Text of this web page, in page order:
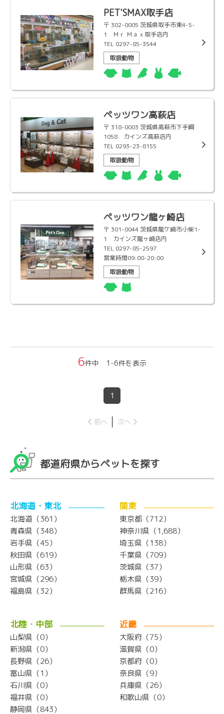
PET'SMAX取手店
〒 302-0005 茨城県取手市東4-5-
1 Ｍｒ Ｍａｘ取手店内
TEL 0297-85-3544
取扱動物
ペッツワン高萩店
〒 318-0003 茨城県高萩市下手綱
1058 カインズ高萩店内
TEL 0293-23-8155
取扱動物
ペッツワン龍ヶ崎店
〒 301-0044 茨城県龍ケ崎市小柴1-
1 カインズ龍ヶ崎店内
TEL 0297-85-2597
営業時間09:00-20:00
取扱動物
6件中 1-6件を表示
1
前へ 次へ
都道府県からペットを探す
北海道・東北
北海道（361）
青森県（348）
岩手県（45）
秋田県（619）
山形県（63）
宮城県（296）
福島県（32）
関東
東京都（712）
神奈川県（1,688）
埼玉県（138）
千葉県（709）
茨城県（37）
栃木県（39）
群馬県（216）
北陸・中部
山梨県（0）
新潟県（0）
長野県（26）
富山県（1）
石川県（0）
福井県（0）
静岡県（843）
近畿
大阪府（75）
滋賀県（0）
京都府（0）
奈良県（9）
兵庫県（26）
和歌山県（0）